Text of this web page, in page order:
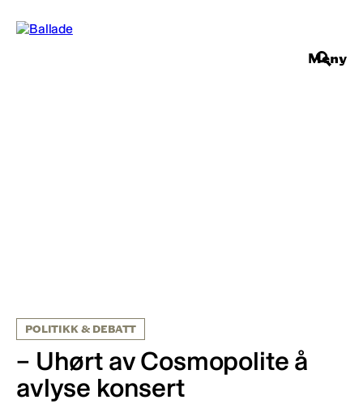
Meny
POLITIKK & DEBATT
– Uhørt av Cosmopolite å
avlyse konsert